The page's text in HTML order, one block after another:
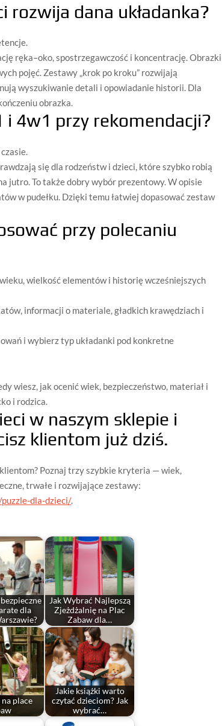
rozwija dana układanka?
ręka–oko, spostrzegawczość i koncentrację. Obrazki
pojęć. Zestawy „krok po kroku” rozwijają
wyszukiwanie detali i opowiadanie historii. Dla
obrazka.
4w1 przy rekomendacji?
się dla rodzeństw i dzieci, które szybko robią
jutro. To także dobry wybór prezentowy. W opisie
w pudełku. Dzięki temu łatwiej dopasować zestaw
przy polecaniu
wielkość elementów i historię wcześniejszych
informacji o materiale, gładkich krawędziach i
i wybierz typ układanki pod konkretne
wiesz, jak ocenić wiek, bezpieczeństwo, materiał i
i rodzica.
w naszym sklepie i
klientom już dziś.
Poznaj trzy szybkie kryteria — wiek,
trwałe i rozwijające zestawy:
dla-dzieci/.
dla
Jak Wybrać Najlepszą
Zjeżdżalnię na Plac
Zabaw dla…
place
Jakie książki warto
czytać dzieciom? Jak
wybrać…